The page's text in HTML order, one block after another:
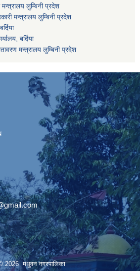
मन्त्रालय लुम्बिनी प्रदेश
मन्त्रालय लुम्बिनी प्रदेश
बर्दिया
मन्त्रालय लुम्बिनी प्रदेश
2026 मधुवन नगरपालिका